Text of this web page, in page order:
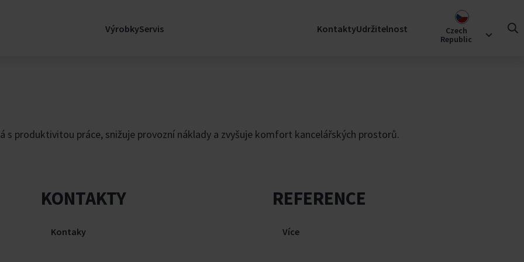
Budovy
VýrobkyServis
Zprávy
KontaktyUdržitelnost
Přepnout trh
(Czech
Republic
produktivitou práce, snižuje provozní náklady a zvyšuje komfort kancelářských prostorů.
KONTAKTY
Kontaky
REFERENCE
Více